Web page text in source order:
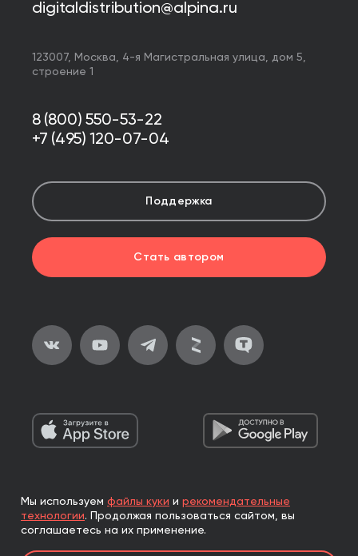
digitaldistribution@alpina.ru
123007, Москва, 4-я Магистральная улица, дом 5,
строение 1
8 (800) 550-53-22
+7 (495) 120-07-04
Поддержка
Стать автором
2026, ООО «Альпина Паблишер»
Все права защищены
Мы используем файлы куки и рекомендательные
технологии. Продолжая пользоваться сайтом, вы
соглашаетесь на их применение.